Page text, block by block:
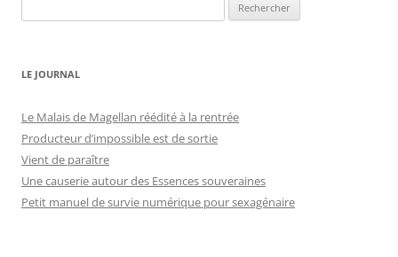
LE JOURNAL
Le Malais de Magellan réédité à la rentrée
Producteur d’impossible est de sortie
Vient de paraître
Une causerie autour des Essences souveraines
Petit manuel de survie numérique pour sexagénaire